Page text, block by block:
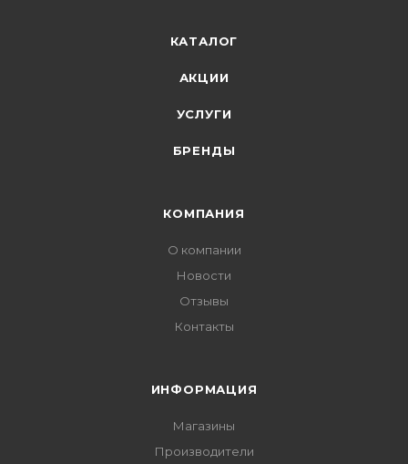
КАТАЛОГ
АКЦИИ
УСЛУГИ
БРЕНДЫ
КОМПАНИЯ
О компании
Новости
Отзывы
Контакты
ИНФОРМАЦИЯ
Магазины
Производители